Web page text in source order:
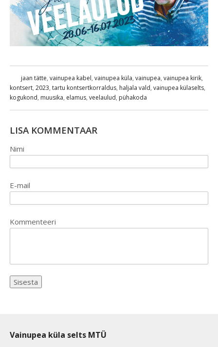
jaan tätte, vainupea kabel, vainupea küla, vainupea, vainupea kirik,
kontsert, 2023, tartu kontsertkorraldus, haljala vald, vainupea külaselts,
kogukond, muusika, elamus, veelaulud, pühakoda
LISA KOMMENTAAR
Nimi
E-mail
Kommenteeri
Vainupea küla selts MTÜ